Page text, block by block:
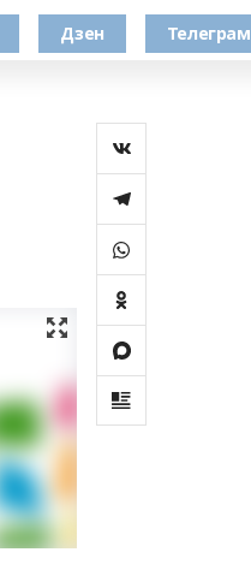
Дзен Телеграм